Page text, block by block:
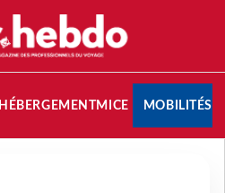
HÉBERGEMENTMICE MOBILITÉS